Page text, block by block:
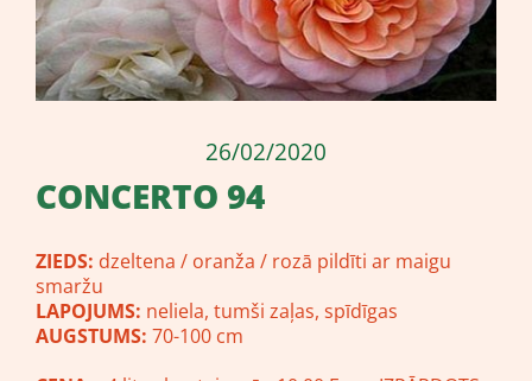
26/02/2020
CONCERTO 94
ZIEDS: dzeltena / oranža / rozā pildīti ar maigu
smaržu
LAPOJUMS: neliela, tumši zaļas, spīdīgas
AUGSTUMS: 70-100 cm